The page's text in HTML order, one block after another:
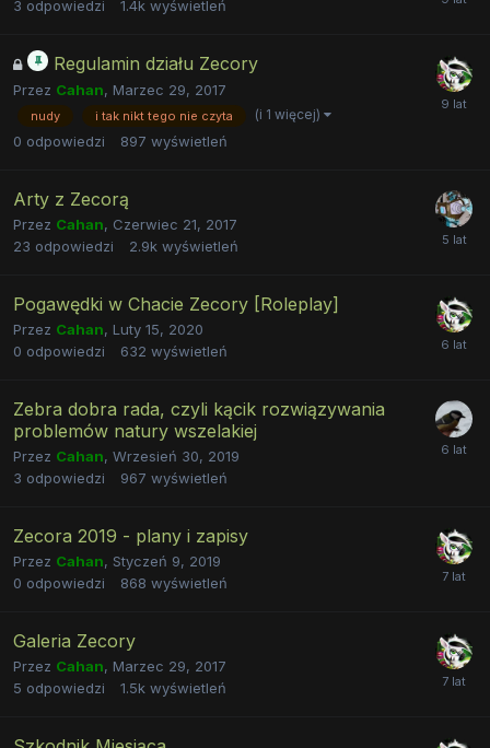
3 odpowiedzi 1.4k wyświetleń
Regulamin działu Zecory
Przez Cahan, Marzec 29, 2017
nudy i tak nikt tego nie czyta (i 1 więcej)
0 odpowiedzi 897 wyświetleń
Arty z Zecorą
Przez Cahan, Czerwiec 21, 2017
23 odpowiedzi 2.9k wyświetleń
Pogawędki w Chacie Zecory [Roleplay]
Przez Cahan, Luty 15, 2020
0 odpowiedzi 632 wyświetleń
Zebra dobra rada, czyli kącik rozwiązywania
problemów natury wszelakiej
Przez Cahan, Wrzesień 30, 2019
3 odpowiedzi 967 wyświetleń
Zecora 2019 - plany i zapisy
Przez Cahan, Styczeń 9, 2019
0 odpowiedzi 868 wyświetleń
Galeria Zecory
Przez Cahan, Marzec 29, 2017
5 odpowiedzi 1.5k wyświetleń